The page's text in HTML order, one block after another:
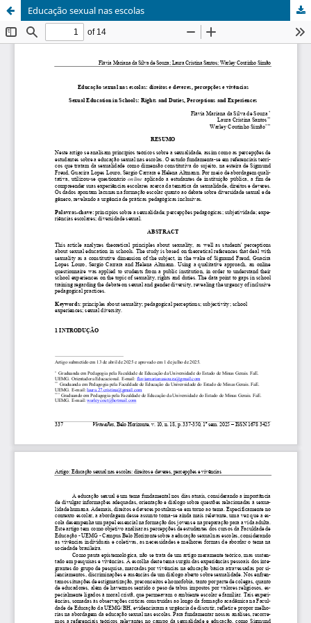
Educação sexual nas escolas